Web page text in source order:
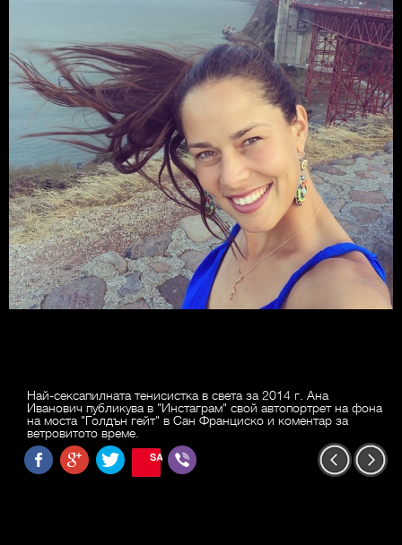
Най-сексапилната тенисистка в света за 2014 г. Ана
Иванович публикува в "Инстаграм" свой автопортрет на фона
на моста "Голдън гейт" в Сан Франциско и коментар за
ветровитото време.
SAVE